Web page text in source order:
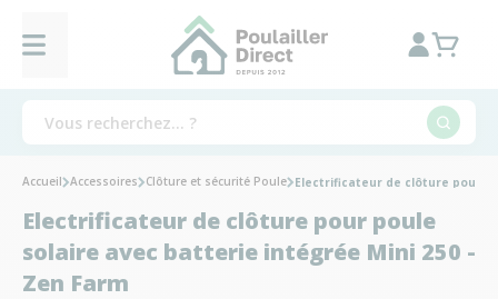
Accueil Accessoires Clôture et sécurité Poule Electrificateur de clôture pour
Electrificateur de clôture pour poule
solaire avec batterie intégrée Mini 250 -
Zen Farm